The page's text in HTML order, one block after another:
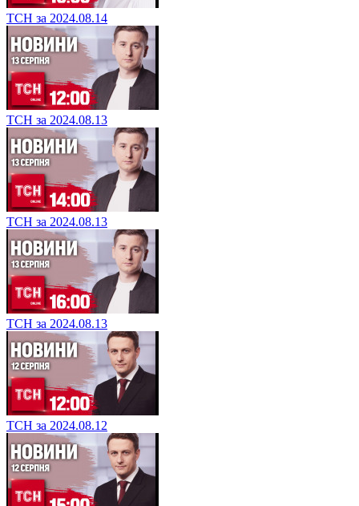
ТСН за 2024.08.14
ТСН за 2024.08.13
ТСН за 2024.08.13
ТСН за 2024.08.13
ТСН за 2024.08.12